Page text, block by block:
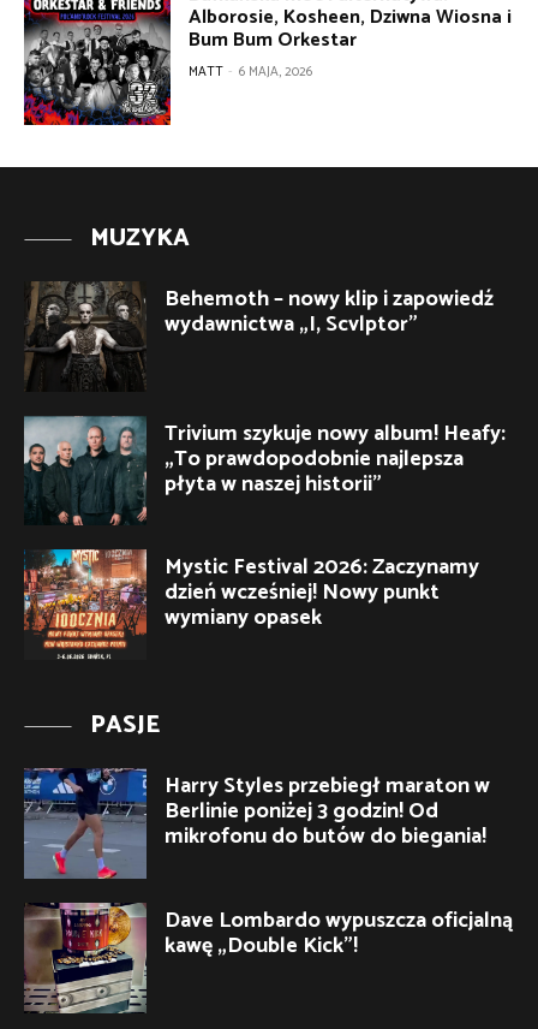
Alborosie, Kosheen, Dziwna Wiosna i
Bum Bum Orkestar
MATT - 6 MAJA, 2026
MUZYKA
Behemoth – nowy klip i zapowiedź
wydawnictwa „I, Scvlptor”
Trivium szykuje nowy album! Heafy:
„To prawdopodobnie najlepsza
płyta w naszej historii”
Mystic Festival 2026: Zaczynamy
dzień wcześniej! Nowy punkt
wymiany opasek
PASJE
Harry Styles przebiegł maraton w
Berlinie poniżej 3 godzin! Od
mikrofonu do butów do biegania!
Dave Lombardo wypuszcza oficjalną
kawę „Double Kick”!